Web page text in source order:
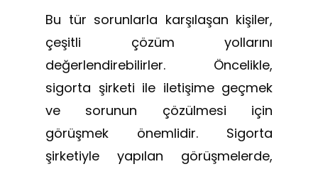
Bu tür sorunlarla karşılaşan kişiler,
çeşitli çözüm yollarını
değerlendirebilirler. Öncelikle,
sigorta şirketi ile iletişime geçmek
ve sorunun çözülmesi için
görüşmek önemlidir. Sigorta
şirketiyle yapılan görüşmelerde,